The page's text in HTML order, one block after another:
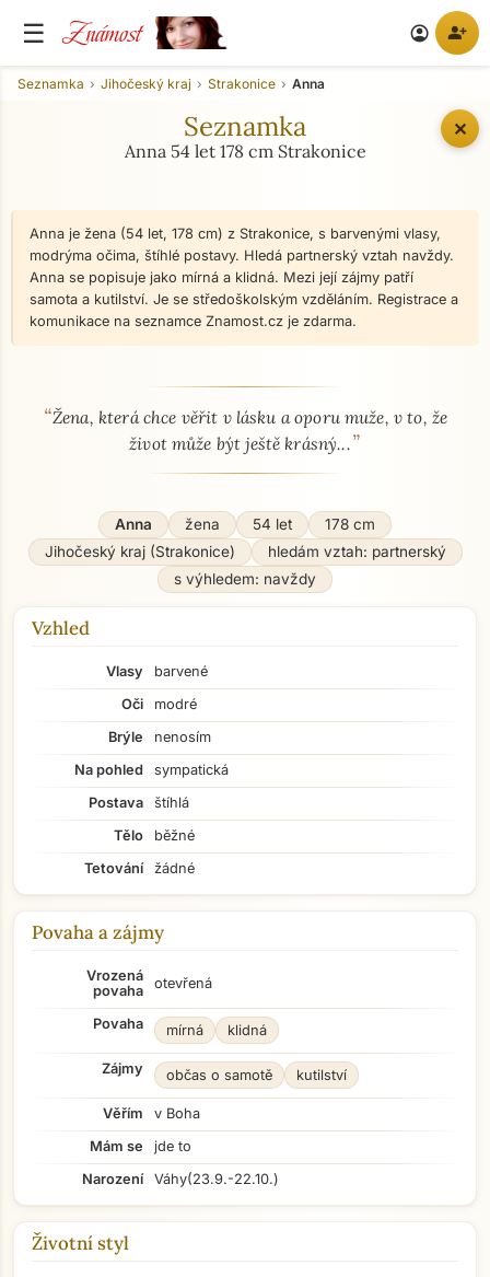
☰ Známost account_circle person_add
✕
Seznamka Jihočeský kraj Strakonice Anna
Seznamka
Anna 54 let 178 cm Strakonice
Anna je žena (54 let, 178 cm) z Strakonice, s barvenými vlasy,
modrýma očima, štíhlé postavy. Hledá partnerský vztah navždy.
Anna se popisuje jako mírná a klidná. Mezi její zájmy patří
samota a kutilství. Je se středoškolským vzděláním. Registrace a
komunikace na seznamce Znamost.cz je zdarma.
O mně - seznamka profil
“Žena, která chce věřit v lásku a oporu muže, v to, že
život může být ještě krásný...”
Anna žena 54 let
178 cm
Jihočeský kraj (Strakonice)
hledám vztah: partnerský
s výhledem: navždy
Vzhled
Vlasy
barvené
Oči
modré
Brýle
nenosím
Na pohled
sympatická
Postava
štíhlá
Tělo
běžné
Tetování
žádné
Povaha a zájmy
Vrozená
povaha
otevřená
Povaha mírná klidná
Zájmy občas o samotě kutilství
Věřím
v Boha
Mám se
jde to
Narození
Váhy(23.9.-22.10.)
Životní styl